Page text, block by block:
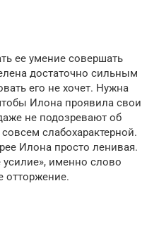
ее умение совершать
достаточно сильным
его не хочет. Нужна
Илона проявила свои
не подозревают об
слабохарактерной.
Илона просто ленивая.
именно слово
отторжение.